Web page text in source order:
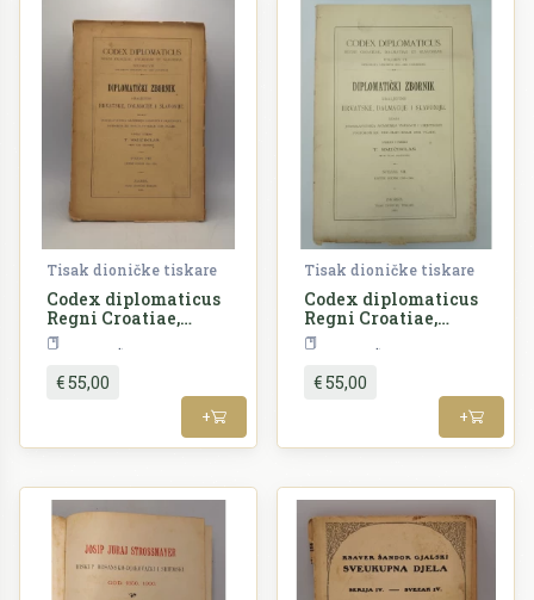
Tisak dioničke tiskare
Codex diplomaticus
Regni Croatiae,
Dalmatiae et
Slavoniae /
Diplomatički
zbornik Kraljevine
Hrvatske, Dalmacije
i Slavonije VIII.
€ 55,00
+
Tisak dioničke tiskare
Codex diplomaticus
Regni Croatiae,
Dalmatiae et
Slavoniae /
Diplomatički
zbornik Kraljevine
Hrvatske, Dalmacije
€ 55,00
+